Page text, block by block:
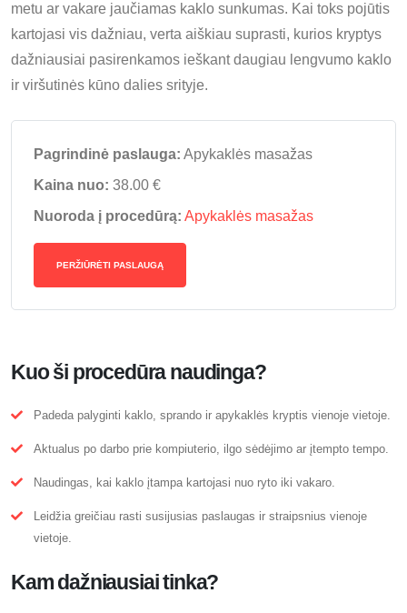
metu ar vakare jaučiamas kaklo sunkumas. Kai toks pojūtis
kartojasi vis dažniau, verta aiškiau suprasti, kurios kryptys
dažniausiai pasirenkamos ieškant daugiau lengvumo kaklo
ir viršutinės kūno dalies srityje.
Pagrindinė paslauga: Apykaklės masažas
Kaina nuo: 38.00 €
Nuoroda į procedūrą: Apykaklės masažas
PERŽIŪRĖTI PASLAUGĄ
Kuo ši procedūra naudinga?
Padeda palyginti kaklo, sprando ir apykaklės kryptis vienoje vietoje.
Aktualus po darbo prie kompiuterio, ilgo sėdėjimo ar įtempto tempo.
Naudingas, kai kaklo įtampa kartojasi nuo ryto iki vakaro.
Leidžia greičiau rasti susijusias paslaugas ir straipsnius vienoje
vietoje.
Kam dažniausiai tinka?